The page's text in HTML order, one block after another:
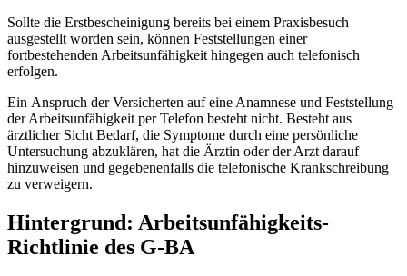
Sollte die Erstbescheinigung bereits bei einem Praxisbesuch
ausgestellt worden sein, können Feststellungen einer
fortbestehenden Arbeitsunfähigkeit hingegen auch telefonisch
erfolgen.
Ein Anspruch der Versicherten auf eine Anamnese und Feststellung
der Arbeitsunfähigkeit per Telefon besteht nicht. Besteht aus
ärztlicher Sicht Bedarf, die Symptome durch eine persönliche
Untersuchung abzuklären, hat die Ärztin oder der Arzt darauf
hinzuweisen und gegebenenfalls die telefonische Krankschreibung
zu verweigern.
Hintergrund: Arbeitsunfähigkeits-
Richtlinie des G-BA